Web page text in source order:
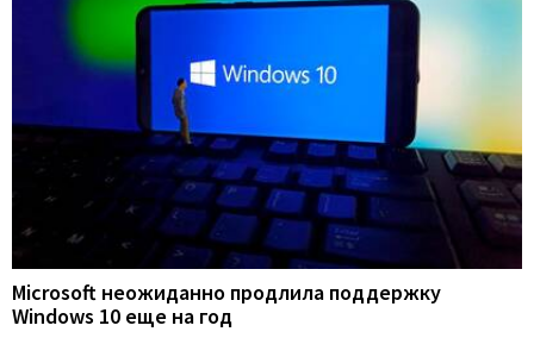
Microsoft неожиданно продлила поддержку
Windows 10 еще на год